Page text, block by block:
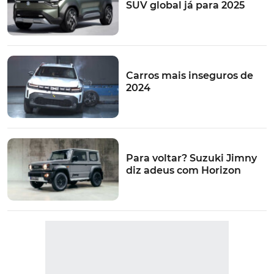
O novo modelo mantém o painel de instrumentos
desportivo, constituído por ecrã central LCD de 4,2
polegadas e que fornece um vasto conjunto de
informações, incluindo a temperatura do óleo e
indicador de turbo.
Em termos de conectividade vem equipado dispõe de
um écran táctil de 7" multifunções com tecnologia
bluetooth para efetuar chamadas em "mãos livres" ou
ouvir música em streaming. Este sistema multimédia é
compatível com Apple CarPlay eAndroid Auto .
SUV global já para 2025
Carros mais inseguros de
2024
Para voltar? Suzuki Jimny
diz adeus com Horizon